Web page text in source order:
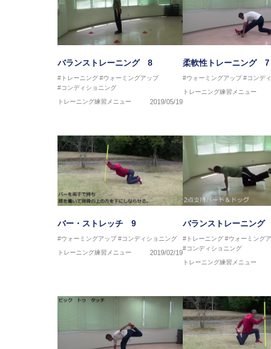
バランストレーニング 8
#トレーニング #ウォーミングアップ
#コンディショニング
トレーニング練習メニュー
2019/05/19
柔軟性トレーニング 7
#ウォーミングアップ #コンデ
トレーニング練習メニュー
バー・ストレッチ 9
#ウォーミングアップ #コンディショニング
トレーニング練習メニュー
2019/02/19
バランストレーニン
#トレーニング #ウォーミング
#コンディショニング
トレーニング練習メニュー